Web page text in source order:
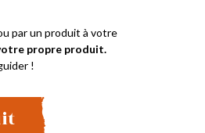
par un produit à votre
propre produit.
!